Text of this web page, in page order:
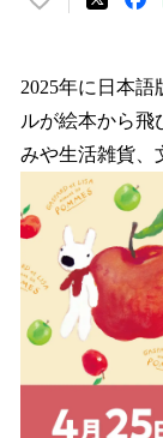
い
！
数
を
読
込
み
中
で
2025年に日本
ルが絵本から飛
みや生活雑貨、